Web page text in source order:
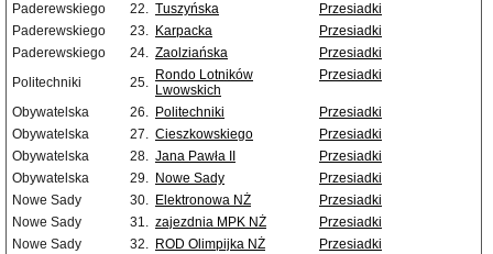
Paderewskiego
22. Tuszyńska
Przesiadki
Paderewskiego
23. Karpacka
Przesiadki
Paderewskiego
24. Zaolziańska
Przesiadki
Politechniki
25. Rondo Lotników
Lwowskich
Przesiadki
Obywatelska 26. Politechniki
Przesiadki
Obywatelska
27. Cieszkowskiego
Przesiadki
Obywatelska
28. Jana Pawła II
Przesiadki
Obywatelska
29. Nowe Sady
Przesiadki
Nowe Sady
30. Elektronowa NŻ
Przesiadki
Nowe Sady
31. zajezdnia MPK NŻ
Przesiadki
Nowe Sady
32. ROD Olimpijka NŻ
Przesiadki